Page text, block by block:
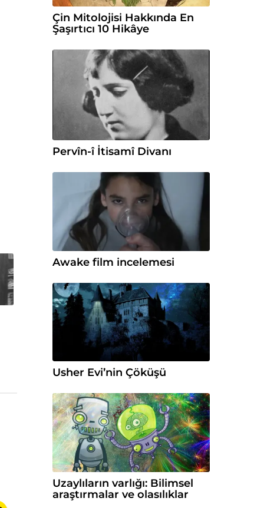
Çin Mitolojisi Hakkında En
Şaşırtıcı 10 Hikâye
Pervîn-î İtisamî Divanı
Awake film incelemesi
Usher Evi’nin Çöküşü
Uzaylıların varlığı: Bilimsel
araştırmalar ve olasılıklar